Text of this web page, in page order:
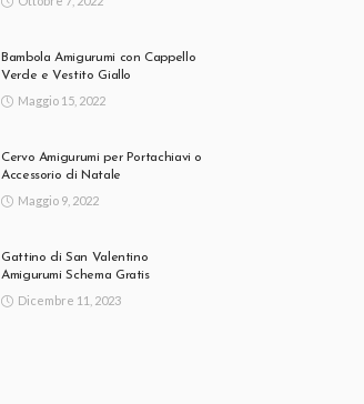
Bambola Amigurumi con Cappello
Verde e Vestito Giallo
Maggio 15, 2022
Cervo Amigurumi per Portachiavi o
Accessorio di Natale
Maggio 9, 2022
Gattino di San Valentino
Amigurumi Schema Gratis
Dicembre 11, 2023